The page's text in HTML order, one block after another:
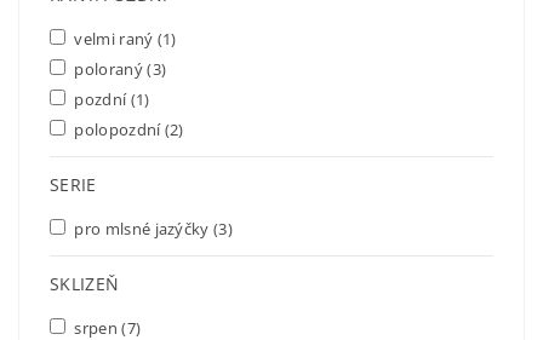
velmi raný (1)
poloraný(3)
pozdní(1)
polopozdní(2)
SERIE
pro mlsné jazýčky(3)
SKLIZEŇ
srpen(7)